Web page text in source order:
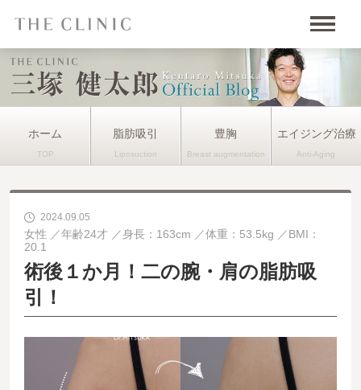
ホーム 脂肪吸引 豊胸 エイジング治療
2024.09.05
女性 年齢24才 身長：163cm 体重：53.5kg
BMI：
20.1
術後１か月！二の腕・肩の脂肪吸
引！